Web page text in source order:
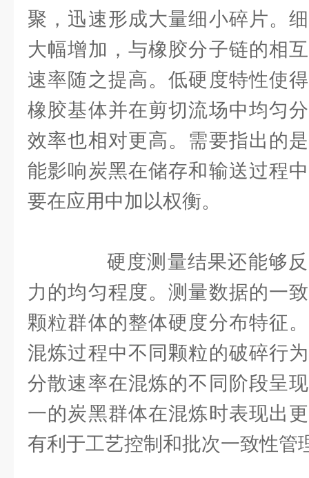
聚，迅速形成大量细小碎片。
大幅增加，与橡胶分子链的相
速率随之提高。低硬度特性使
橡胶基体并在剪切流场中均匀
效率也相对更高。需要指出的
能影响炭黑在储存和输送过程
要在应用中加以权衡。
硬度测量结果还能够反
力的均匀程度。测量数据的一
颗粒群体的整体硬度分布特征
混炼过程中不同颗粒的破碎行
分散速率在混炼的不同阶段呈
一的炭黑群体在混炼时表现出
有利于工艺控制和批次一致性管